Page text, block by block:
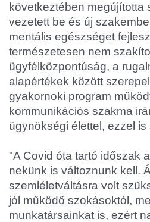
következtében megújította
vezetett be és új
mentális egészséget
természetesen nem
ügyfélközpontúság, a
alapértékek között
gyakornoki program
kommunikációs szakma
ügynökségi élettel, ezzel
"A Covid óta tartó időszak
nekünk is változnunk kell.
szemléletváltásra volt
jól működő szokásoktól,
munkatársainkat is, ezért